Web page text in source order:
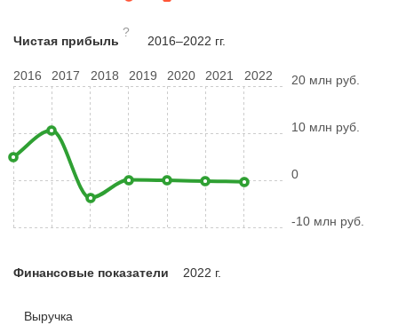
Чистая прибыль
?
2016–2022 гг.
2016 2017 2018 2019 2020 2021 2022
-10 млн руб.
0
10 млн руб.
20 млн руб.
Финансовые показатели 2022 г.
Выручка